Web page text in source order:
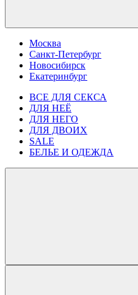
Москва
Санкт-Петербург
Новосибирск
Екатеринбург
ВСЕ ДЛЯ СЕКСА
ДЛЯ НЕЁ
ДЛЯ НЕГО
ДЛЯ ДВОИХ
SALE
БЕЛЬЕ И ОДЕЖДА